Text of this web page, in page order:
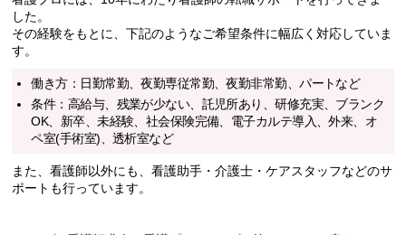
した。
その経験をもとに、下記のようなご希望条件に幅広く対応していま
す。
働き方：日勤常勤、夜勤専従常勤、夜勤非常勤、パートなど
条件：高給与、残業が少ない、託児所あり、研修充実、ブランク
OK、新卒、未経験、社会保険完備、電子カルテ導入、外来、オ
ペ室(手術室)、透析室など
また、看護師以外にも、看護助手・介護士・ケアスタッフなどのサ
ポートも行っています。